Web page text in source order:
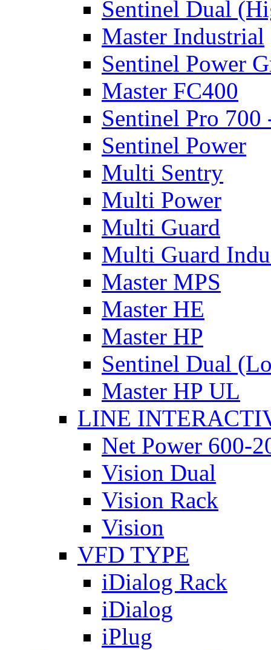
Sentinel Dual
Master Industrial
Sentinel Power
Master FC400
Sentinel Pro 700
Sentinel Power
Multi Sentry
Multi Power
Multi Guard
Multi Guard
Master MPS
Master HE
Master HP
Sentinel Dual
Master HP UL
LINE
Net Power 600-
Vision Dual
Vision Rack
Vision
VFD TYPE
iDialog Rack
iDialog
iPlug